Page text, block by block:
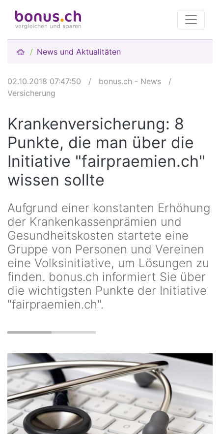
News und Aktualitäten
02.10.2018 07:47:50 / bonus.ch - News
/
Versicherung
Krankenversicherung: 8
Punkte, die man über die
Initiative "fairpraemien.ch"
wissen sollte
Aufgrund einer konstanten Erhöhung
der Krankenkassenprämien und
Gesundheitskosten startete eine
Gruppe von Personen und Vereinen
eine Volksinitiative, um Lösungen zu
finden. bonus.ch informiert Sie über
die wichtigsten Punkte der Initiative
"fairpraemien.ch".